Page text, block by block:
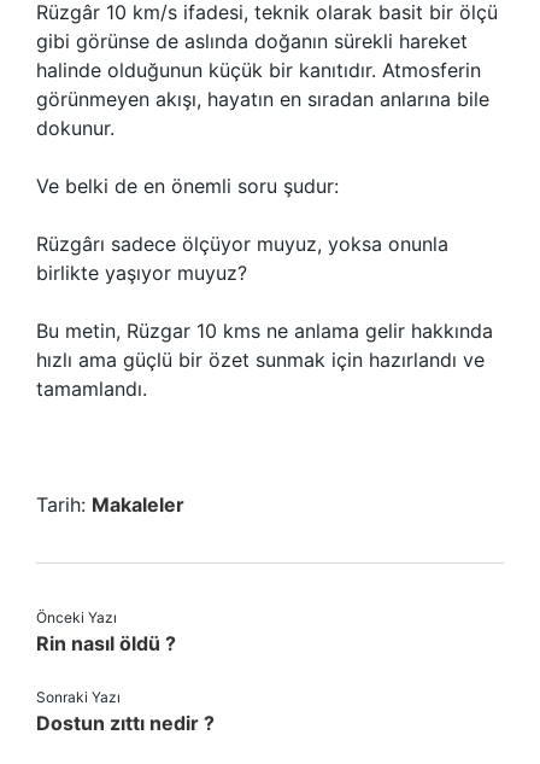
Rüzgâr 10 km/s ifadesi, teknik olarak basit bir ölçü
gibi görünse de aslında doğanın sürekli hareket
halinde olduğunun küçük bir kanıtıdır. Atmosferin
görünmeyen akışı, hayatın en sıradan anlarına bile
dokunur.
Ve belki de en önemli soru şudur:
Rüzgârı sadece ölçüyor muyuz, yoksa onunla
birlikte yaşıyor muyuz?
Bu metin, Rüzgar 10 kms ne anlama gelir hakkında
hızlı ama güçlü bir özet sunmak için hazırlandı ve
tamamlandı.
Tarih: Makaleler
Önceki Yazı
Rin nasıl öldü ?
Sonraki Yazı
Dostun zıttı nedir ?